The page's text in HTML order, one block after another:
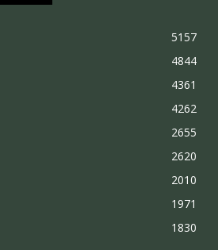
5157
4844
4361
4262
2655
2620
2010
1971
1830